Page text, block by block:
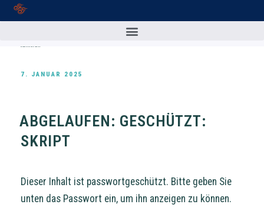
7. JANUAR 2025
ABGELAUFEN: GESCHÜTZT:
SKRIPT
Dieser Inhalt ist passwortgeschützt. Bitte geben Sie
unten das Passwort ein, um ihn anzeigen zu können.